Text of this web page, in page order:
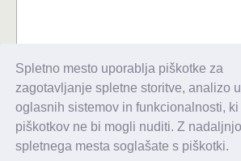
Spletno mesto uporablja piškotke za
zagotavljanje spletne storitve, analizo
oglasnih sistemov in funkcionalnosti, ki
piškotkov ne bi mogli nuditi. Z
spletnega mesta soglašate s piškotki.